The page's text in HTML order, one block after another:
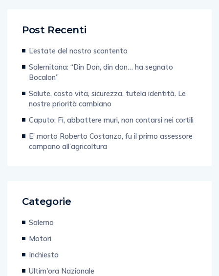
Post Recenti
L’estate del nostro scontento
Salernitana: “Din Don, din don… ha segnato
Bocalon”
Salute, costo vita, sicurezza, tutela identità. Le
nostre priorità cambiano
Caputo: Fi, abbattere muri, non contarsi nei cortili
E’ morto Roberto Costanzo, fu il primo assessore
campano all’agricoltura
Categorie
Salerno
Motori
Inchiesta
Ultim'ora Nazionale